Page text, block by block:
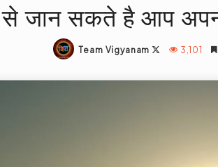
से जान सकते है आप
Team Vigyanam
Follow
X
3,101